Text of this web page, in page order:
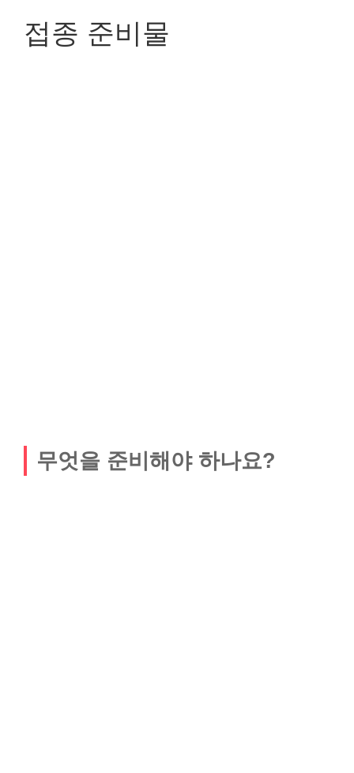
접종 준비물
무엇을 준비해야 하나요?